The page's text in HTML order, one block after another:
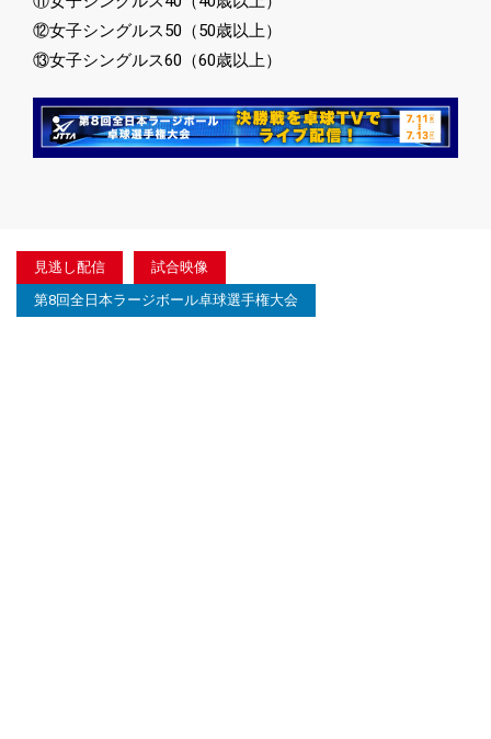
⑫女子シングルス50（50歳以上）
⑬女子シングルス60（60歳以上）
見逃し配信
試合映像
第8回全日本ラージボール卓球選手権大会